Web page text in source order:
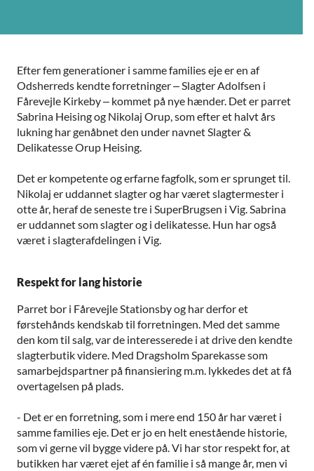
Efter fem generationer i samme families eje er en af
Odsherreds kendte forretninger – Slagter Adolfsen i
Fårevejle Kirkeby – kommet på nye hænder. Det er parret
Sabrina Heising og Nikolaj Orup, som efter et halvt års
lukning har genåbnet den under navnet Slagter &
Delikatesse Orup Heising.
Det er kompetente og erfarne fagfolk, som er sprunget til.
Nikolaj er uddannet slagter og har været slagtermester i
otte år, heraf de seneste tre i SuperBrugsen i Vig. Sabrina
er uddannet som slagter og i delikatesse. Hun har også
været i slagterafdelingen i Vig.
Respekt for lang historie
Parret bor i Fårevejle Stationsby og har derfor et
førstehånds kendskab til forretningen. Med det samme
den kom til salg, var de interesserede i at drive den kendte
slagterbutik videre. Med Dragsholm Sparekasse som
samarbejdspartner på finansiering m.m. lykkedes det at få
overtagelsen på plads.
- Det er en forretning, som i mere end 150 år har været i
samme families eje. Det er jo en helt enestående historie,
som vi gerne vil bygge videre på. Vi har stor respekt for, at
butikken har været ejet af én familie i så mange år, men vi